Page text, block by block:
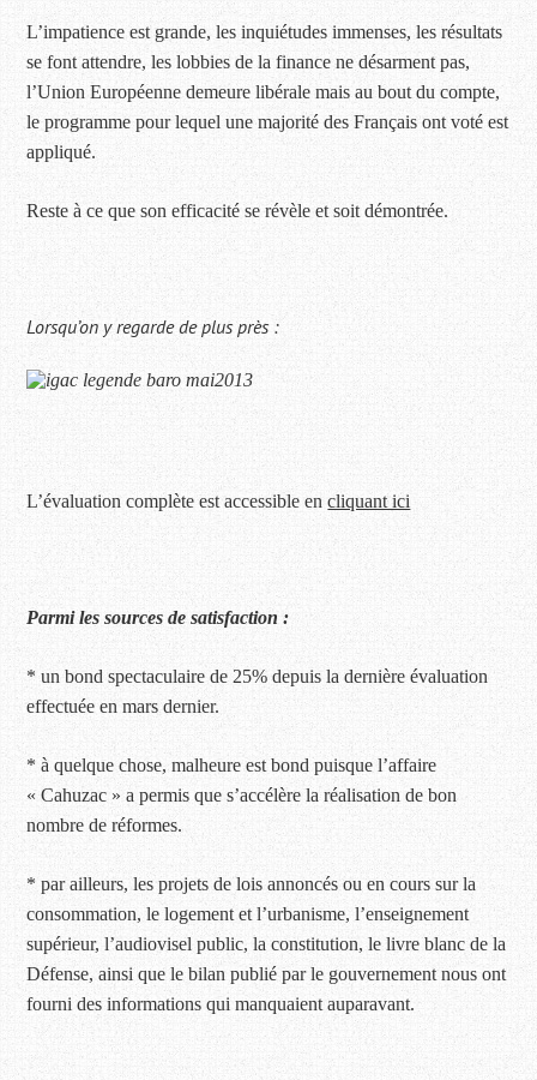
L’impatience est grande, les inquiétudes immenses, les résultats
se font attendre, les lobbies de la finance ne désarment pas,
l’Union Européenne demeure libérale mais au bout du compte,
le programme pour lequel une majorité des Français ont voté est
appliqué.
Reste à ce que son efficacité se révèle et soit démontrée.
Lorsqu’on y regarde de plus près :
L’évaluation complète est accessible encliquant ici
Parmi les sources de satisfaction :
* un bond spectaculaire de 25% depuis la dernière évaluation
effectuée en mars dernier.
* à quelque chose, malheure est bond puisque l’affaire
« Cahuzac » a permis que s’accélère la réalisation de bon
nombre de réformes.
* par ailleurs, les projets de lois annoncés ou en cours sur la
consommation, le logement et l’urbanisme, l’enseignement
supérieur, l’audiovisel public, la constitution, le livre blanc de la
Défense, ainsi que le bilan publié par le gouvernement nous ont
fourni des informations qui manquaient auparavant.